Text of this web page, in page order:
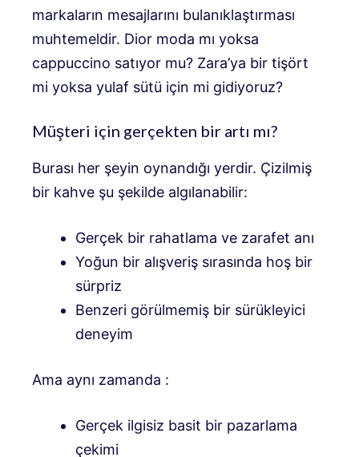
markaların mesajlarını bulanıklaştırması
muhtemeldir. Dior moda mı yoksa
cappuccino satıyor mu? Zara’ya bir tişört
mi yoksa yulaf sütü için mi gidiyoruz?
Müşteri için gerçekten bir artı mı?
Burası her şeyin oynandığı yerdir. Çizilmiş
bir kahve şu şekilde algılanabilir:
Gerçek bir rahatlama ve zarafet anı
Yoğun bir alışveriş sırasında hoş bir
sürpriz
Benzeri görülmemiş bir sürükleyici
deneyim
Ama aynı zamanda :
Gerçek ilgisiz basit bir pazarlama
çekimi